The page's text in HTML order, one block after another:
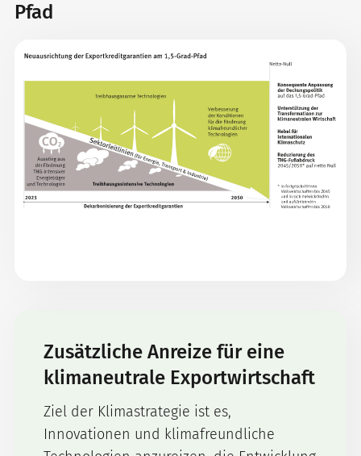
Pfad
Zusätzliche Anreize für eine
klimaneutrale Exportwirtschaft
Ziel der Klimastrategie ist es,
Innovationen und klimafreundliche